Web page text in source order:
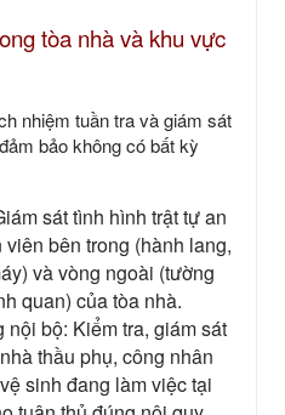
tòa nhà và khu vực
nhiệm tuần tra và giám sát
bảo không có bất kỳ
sát tình hình trật tự an
bên trong (hành lang,
và vòng ngoài (tường
quan) của tòa nhà.
nội bộ: Kiểm tra, giám sát
thầu phụ, công nhân
sinh đang làm việc tại